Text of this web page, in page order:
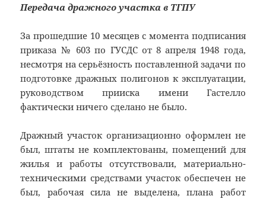
Передача дражного участка в ТГПУ
За прошедшие 10 месяцев с момента подписания
приказа № 603 по ГУСДС от 8 апреля 1948 года,
несмотря на серьёзность поставленной задачи по
подготовке дражных полигонов к эксплуатации,
руководством прииска имени Гастелло
фактически ничего сделано не было.
Дражный участок организационно оформлен не
был, штаты не комплектованы, помещений для
жилья и работы отсутствовали, материально-
техническими средствами участок обеспечен не
был, рабочая сила не выделена, плана работ